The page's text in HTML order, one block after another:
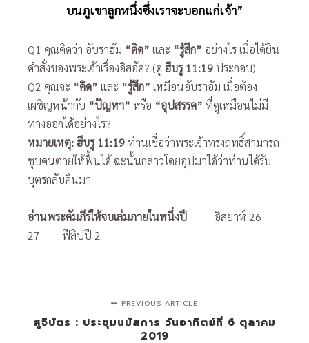
บนภูเขาลูกหนึ่งซึ่งเราจะบอกแก่เจ้า”
Q1 คุณคิดว่า อับราฮัม “คิด” และ “รู้สึก” อย่างไร เมื่อได้ยิน
คำสั่งของพระเจ้าเรื่องอิสอัค? (ดู ฮีบรู11:19 ประกอบ)
Q2 คุณจะ “คิด” และ “รู้สึก” เหมือนอับราอัม เมื่อต้อง
เผชิญหน้ากับ “ปัญหา” หรือ “อุปสรรค” ที่ดูเหมือนไม่มี
ทางออกได้อย่างไร?
หมายเหตุ: ฮีบรู 11:19 ท่านเชื่อว่าพระเจ้าทรงฤทธิ์สามารถ
ชุบคนตายให้ฟื้นได้ ฉะนั้นกล่าวโดยอุปมาได้ว่าท่านได้รับ
บุตรกลับคืนมา
อ่านพระคัมภีร์ให้จบเล่มภายในหนึ่งปี อิสยาห์ 26-
27 ฟีลิปปี 2
PREVIOUS ARTICLE
สูจิบัตร : ประชุมนมัสการ วันอาทิตย์ที่ 6 ตุลาคม
2019